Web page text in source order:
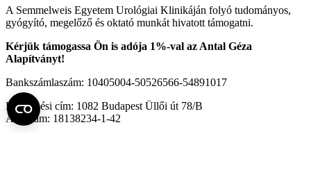
A Semmelweis Egyetem Urológiai Klinikáján folyó tudományos,
gyógyító, megelőző és oktató munkát hivatott támogatni.
Kérjük támogassa Ön is adója 1%-val az Antal Géza
Alapítványt!
Bankszámlaszám: 10405004-50526566-54891017
Levelezési cím: 1082 Budapest Üllői út 78/B
Adószám: 18138234-1-42